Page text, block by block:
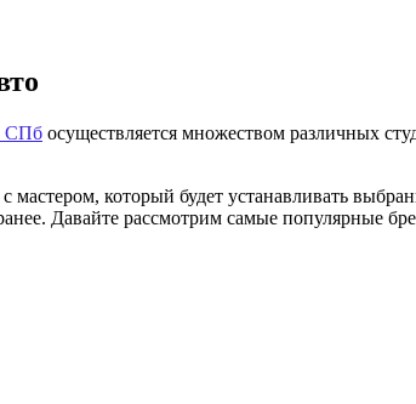
СПб осуществляется множеством различных
который будет устанавливать
Давайте рассмотрим самые популярные